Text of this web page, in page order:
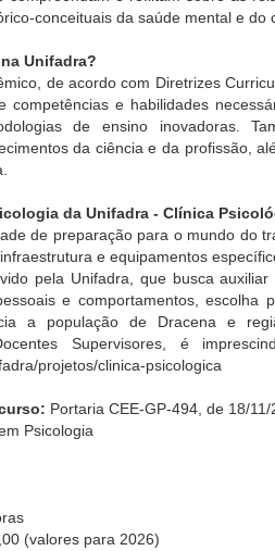
conceituais da saúde mental e do
Unifadra?
de acordo com Diretrizes
competências e habilidades
de ensino inovadoras.
da ciência e da profissão,
da Unifadra - Clínica
de preparação para o mundo do
e equipamentos
pela Unifadra, que busca
e comportamentos, escolha
a população de Dracena e
Supervisores, é
projetos/clinica-psicologica
Portaria CEE-GP-494, de 18/
Psicologia
(valores para 2026)